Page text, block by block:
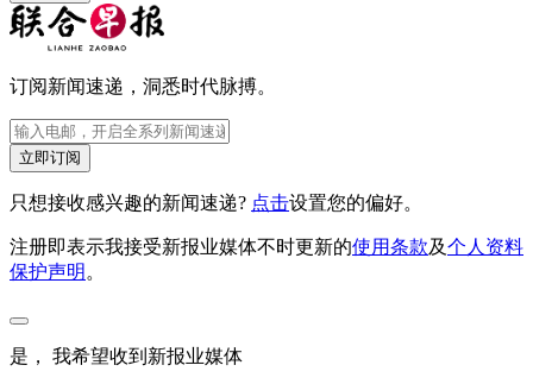
订阅新闻速递，洞悉时代脉搏。
立即订阅
只想接收感兴趣的新闻速递? 点击设置您的偏好。
注册即表示我接受新报业媒体不时更新的使用条款及个人资料
保护声明。
是， 我希望收到新报业媒体